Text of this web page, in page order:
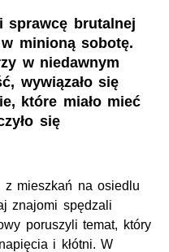
sprawcę brutalnej
minioną sobotę.
w niedawnym
wywiązało się
które miało mieć
się
z mieszkań na osiedlu
znajomi spędzali
poruszyli temat, który
i kłótni. W